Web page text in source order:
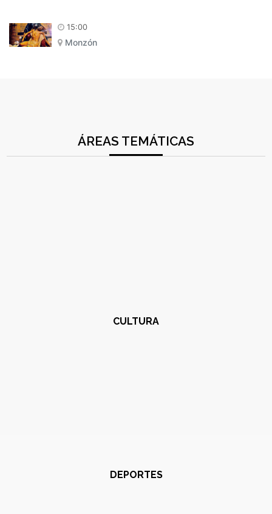
15:00
Monzón
ÁREAS TEMÁTICAS
CULTURA
DEPORTES